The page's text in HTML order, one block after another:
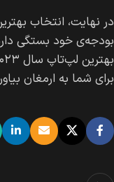
در نهایت، انتخاب
بودجه‌ی خود بستگی
برای شما به ارمغان